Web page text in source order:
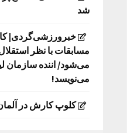
شد
خبرورزشی‌گردی|
مسابقات با نظر
می‌شود/ اننده سازمان
می‌نویسد!
کلوپ کارش در